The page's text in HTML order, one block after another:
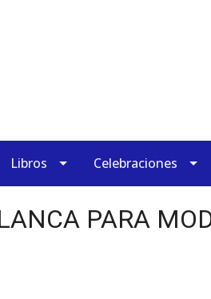
Libros Celebraciones
PARA